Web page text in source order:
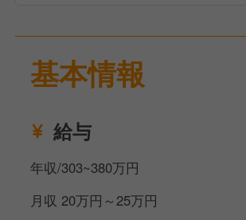
▲
□時間帯責任者（入社1年目途）
帯の業務を担当
□リーダー（入社3カ月目途）
ト・アルバイトの方の育成を担当
基本情報
給与
年収/303~380万円
月収 20万円～25万円